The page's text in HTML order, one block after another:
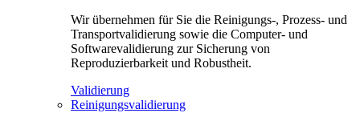
Wir übernehmen für Sie die Reinigungs-, Prozess- und
Transportvalidierung sowie die Computer- und
Softwarevalidierung zur Sicherung von
Reproduzierbarkeit und Robustheit.
Validierung
Reinigungsvalidierung